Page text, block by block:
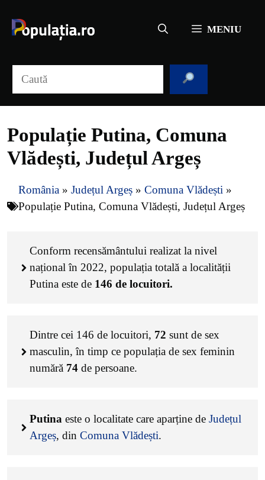
conținut
MENIU
Populație Putina, Comuna
Vlădești, Județul Argeș
România » Județul Argeș » Comuna Vlădești »
Populație Putina, Comuna Vlădești, Județul Argeș
Conform recensământului realizat la nivel
național în 2022, populația totală a localității
Putina este de 146 de locuitori.
Dintre cei 146 de locuitori, 72 sunt de sex
masculin, în timp ce populația de sex feminin
numără 74 de persoane.
Putina este o localitate care aparține de Județul
Argeș, din Comuna Vlădești.